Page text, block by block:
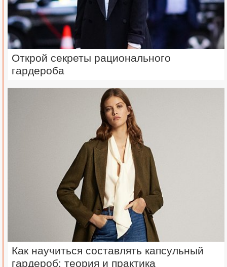
Открой секреты рационального
гардероба
Как научиться составлять капсульный
гардероб: теория и практика